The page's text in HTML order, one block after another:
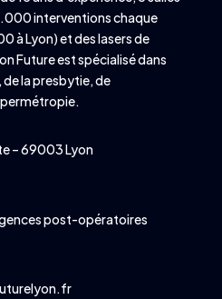
interventions chaque
à Lyon) et des lasers de
Future est spécialisé dans
la presbytie, de
– 69003 Lyon
post-opératoires